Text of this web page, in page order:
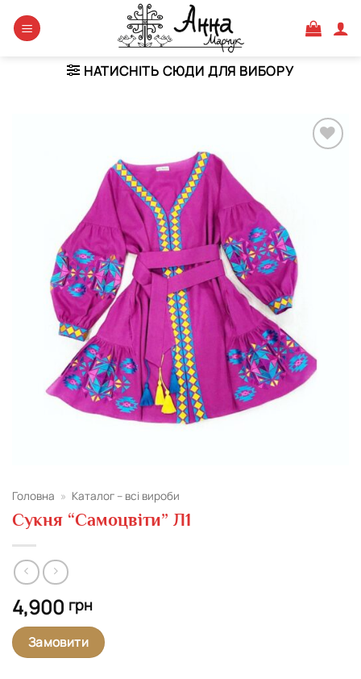
НАТИСНІТЬ СЮДИ ДЛЯ ВИБОРУ
Головна » Каталог – всі вироби
Сукня “Самоцвіти” Л1
4,900 грн
Замовити